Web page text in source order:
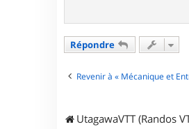
e
f
o
Répondre
Revenir à « Mécanique et
UtagawaVTT (Randos